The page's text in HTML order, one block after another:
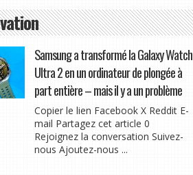
Samsung a transformé la Galaxy Watch
Ultra 2 en un ordinateur de plongée à
part entière – mais il y a un problème
Copier le lien Facebook X Reddit E-
mail Partagez cet article 0
Rejoignez la conversation Suivez-
nous Ajoutez-nous ...